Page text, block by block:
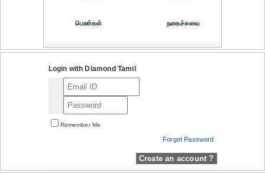
பெண்கள் நகைச்சுவை
Login with Diamond Tamil
Remember Me
Forgot Password
Create an account ?